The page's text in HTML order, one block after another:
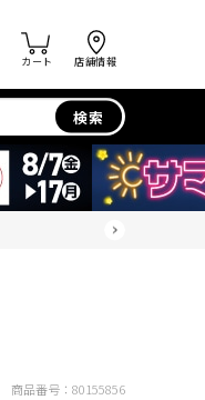
カート 店舗情報
検索
商品番号： 80155856